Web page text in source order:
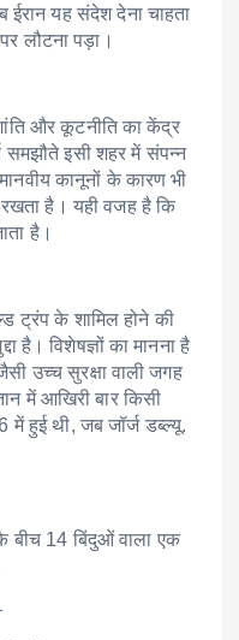
यह संदेश देना चाहता
लौटना पड़ा।
और कूटनीति का केंद्र
समझौते इसी शहर में संपन्न
कानूनों के कारण भी
रखता है। यही वजह है कि
है।
ट्रंप के शामिल होने की
है। विशेषज्ञों का मानना है
उच्च सुरक्षा वाली जगह
में आखिरी बार किसी
में हुई थी, जब जॉर्ज डब्ल्यू.
बीच 14 बिंदुओं वाला एक